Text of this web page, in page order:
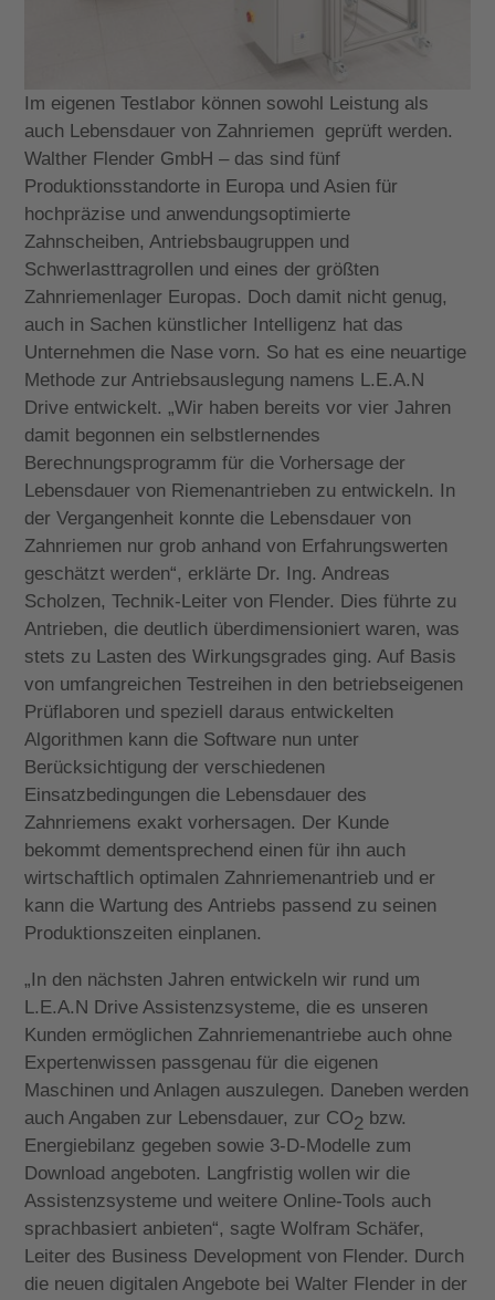
Im eigenen Testlabor können sowohl Leistung als
auch Lebensdauer von Zahnriemen geprüft werden.
Walther Flender GmbH – das sind fünf
Produktionsstandorte in Europa und Asien für
hochpräzise und anwendungsoptimierte
Zahnscheiben, Antriebsbaugruppen und
Schwerlasttragrollen und eines der größten
Zahnriemenlager Europas. Doch damit nicht genug,
auch in Sachen künstlicher Intelligenz hat das
Unternehmen die Nase vorn. So hat es eine neuartige
Methode zur Antriebsauslegung namens L.E.A.N
Drive entwickelt. „Wir haben bereits vor vier Jahren
damit begonnen ein selbstlernendes
Berechnungsprogramm für die Vorhersage der
Lebensdauer von Riemenantrieben zu entwickeln. In
der Vergangenheit konnte die Lebensdauer von
Zahnriemen nur grob anhand von Erfahrungswerten
geschätzt werden“, erklärte Dr. Ing. Andreas
Scholzen, Technik-Leiter von Flender. Dies führte zu
Antrieben, die deutlich überdimensioniert waren, was
stets zu Lasten des Wirkungsgrades ging. Auf Basis
von umfangreichen Testreihen in den betriebseigenen
Prüflaboren und speziell daraus entwickelten
Algorithmen kann die Software nun unter
Berücksichtigung der verschiedenen
Einsatzbedingungen die Lebensdauer des
Zahnriemens exakt vorhersagen. Der Kunde
bekommt dementsprechend einen für ihn auch
wirtschaftlich optimalen Zahnriemenantrieb und er
kann die Wartung des Antriebs passend zu seinen
Produktionszeiten einplanen.
„In den nächsten Jahren entwickeln wir rund um
L.E.A.N Drive Assistenzsysteme, die es unseren
Kunden ermöglichen Zahnriemenantriebe auch ohne
Expertenwissen passgenau für die eigenen
Maschinen und Anlagen auszulegen. Daneben werden
auch Angaben zur Lebensdauer, zur CO2 bzw.
Energiebilanz gegeben sowie 3-D-Modelle zum
Download angeboten. Langfristig wollen wir die
Assistenzsysteme und weitere Online-Tools auch
sprachbasiert anbieten“, sagte Wolfram Schäfer,
Leiter des Business Development von Flender. Durch
die neuen digitalen Angebote bei Walter Flender in der